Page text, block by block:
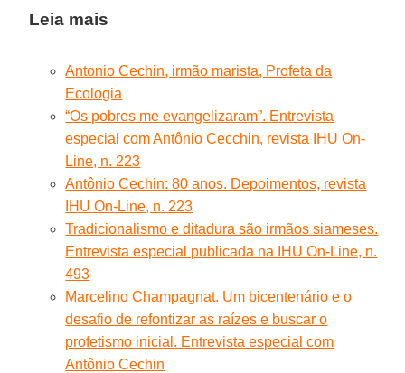
Leia mais
Antonio Cechin, irmão marista, Profeta da
Ecologia
“Os pobres me evangelizaram”. Entrevista
especial com Antônio Cecchin, revista IHU On-
Line, n. 223
Antônio Cechin: 80 anos. Depoimentos, revista
IHU On-Line, n. 223
Tradicionalismo e ditadura são irmãos siameses.
Entrevista especial publicada na IHU On-Line, n.
493
Marcelino Champagnat. Um bicentenário e o
desafio de refontizar as raízes e buscar o
profetismo inicial. Entrevista especial com
Antônio Cechin